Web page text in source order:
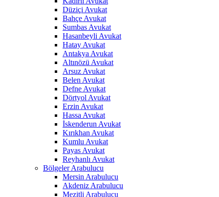
Düziçi Avukat
Bahçe Avukat
Sumbas Avukat
Hasanbeyli Avukat
Hatay Avukat
Antakya Avukat
Altınözü Avukat
Arsuz Avukat
Belen Avukat
Defne Avukat
Dörtyol Avukat
Erzin Avukat
Hassa Avukat
İskenderun Avukat
Kırıkhan Avukat
Kumlu Avukat
Payas Avukat
Reyhanlı Avukat
Bölgeler Arabulucu
Mersin Arabulucu
Akdeniz Arabulucu
Mezitli Arabulucu